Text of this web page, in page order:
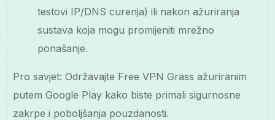
testovi IP/DNS curenja) ili nakon ažuriranja
sustava koja mogu promijeniti mrežno
ponašanje.
Pro savjet: Održavajte Free VPN Grass ažuriranim
putem Google Play kako biste primali sigurnosne
zakrpe i poboljšanja pouzdanosti.